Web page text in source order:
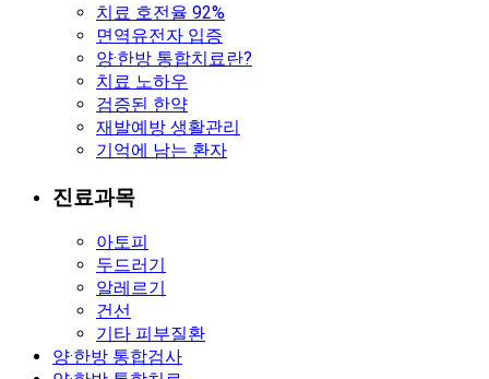
치료 호전율 92%
면역유전자 입증
양·한방 통합치료란?
치료 노하우
검증된 한약
재발예방 생활관리
기억에 남는 환자
진료과목
아토피
두드러기
알레르기
건선
기타 피부질환
양·한방 통합검사